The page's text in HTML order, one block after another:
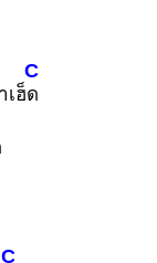
เฮ็
C
ด
C